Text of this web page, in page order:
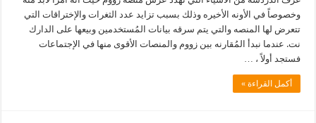
وخصوصاً في الأونه الأخيره وذلك بسبب تزايد عدد الثغرات والإختراقات التي
تتعرض لها المنصه والتي يتم سرقه بيانات المُستخدمين وبيعها على الدارك
نت. عندما نبدأ المُقارنه بين زووم والمنصات الأقوى منها في الإجتماعات
فستجد أولاً ، …
أكمل القراءة »